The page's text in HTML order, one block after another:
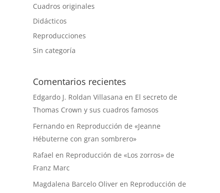
Cuadros originales
Didácticos
Reproducciones
Sin categoría
Comentarios recientes
Edgardo J. Roldan Villasana en El secreto de
Thomas Crown y sus cuadros famosos
Fernando en Reproducción de «Jeanne
Hébuterne con gran sombrero»
Rafael en Reproducción de «Los zorros» de
Franz Marc
Magdalena Barcelo Oliver en Reproducción de